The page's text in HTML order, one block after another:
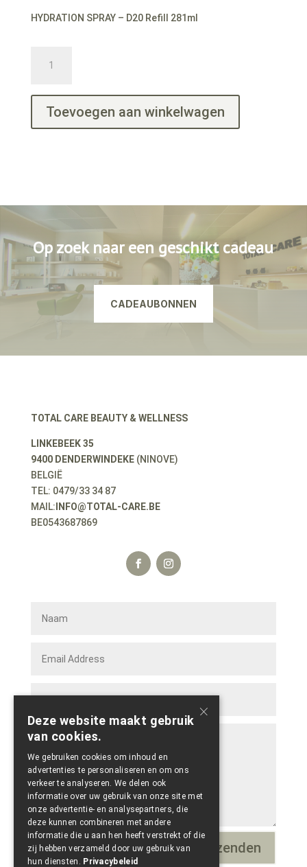
HYDRATION SPRAY – D20 Refill 281ml
SPRAY
Refill
281ml
Toevoegen aan winkelwagen
Op zoek naar een geschikt cadeau
CADEAUBONNEN
TOTAL CARE BEAUTY & WELLNESS
LINKEBEEK 35
9400 DENDERWINDEKE(NINOVE)
BELGIË
TEL: 0479/33 34 87
MAIL: INFO@TOTAL-CARE.BE
BE0543687869
8 + 6= Verzenden
×
Deze website maakt gebruik
van cookies.
We gebruiken cookies om inhoud en
advertenties te personaliseren en om ons
verkeer te analyseren. We delen ook
informatie over uw gebruik van onze site met
onze advertentie- en analysepartners, die
deze kunnen combineren met andere
informatie die u aan hen heeft verstrekt of die
zij hebben verzameld door uw gebruik van
hun diensten. Privacybeleid